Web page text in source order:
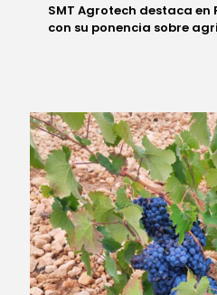
SMT Agrotech destaca
con su ponencia sobre